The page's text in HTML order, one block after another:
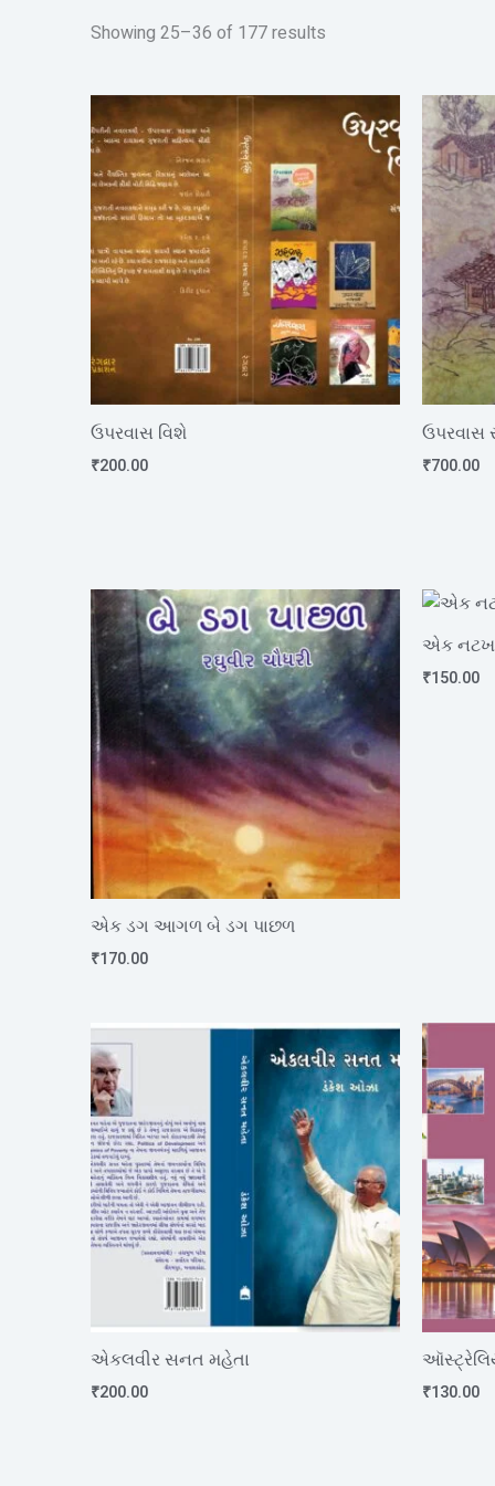
Showing 25–36 of 177 results
ઉપરવાસ વિશે
₹200.00
ઉપરવાસ
₹700.00
એક ડગ આગળ બે ડગ પાછળ
₹170.00
એક નટખટ
₹150.00
એકલવીર સનત મહેતા
₹200.00 ₹130.00